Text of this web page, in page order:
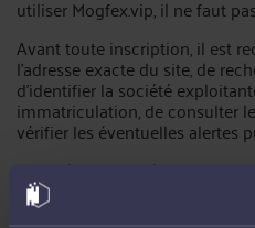
utiliser Mogfex.vip, il ne faut
Avant toute inscription, il est
l’adresse exacte du site, de
d’identifier la société
immatriculation, de consulter
vérifier les éventuelles alertes
Il faut également éviter de
personnels tant que la fiabilité
établie.